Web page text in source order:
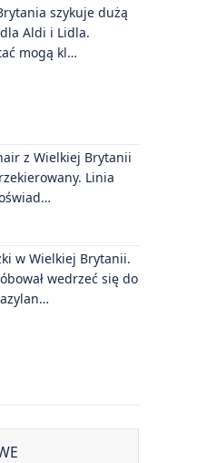
szykuje dużą
Aldi i Lidla.
mogą kl…
z Wielkiej Brytanii
Linia
w Wielkiej Brytanii.
wedrzeć się do